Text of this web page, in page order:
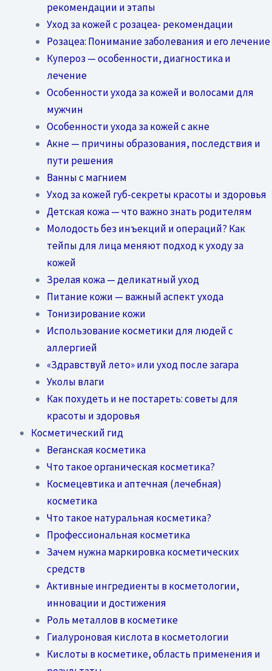
рекомендации и этапы
Уход за кожей с розацеа- рекомендации
Розацеа: Понимание заболевания и его лечение
Купероз — особенности, диагностика и
лечение
Особенности ухода за кожей и волосами для
мужчин
Особенности ухода за кожей с акне
Акне — причины образования, последствия и
пути решения
Ванны с магнием
Уход за кожей губ-секреты красоты и здоровья
Детская кожа — что важно знать родителям
Молодость без инъекций и операций? Как
тейпы для лица меняют подход к уходу за
кожей
Зрелая кожа — деликатный уход
Питание кожи — важный аспект ухода
Тонизирование кожи
Использование косметики для людей с
аллергией
«Здравствуй лето» или уход после загара
Уколы влаги
Как похудеть и не постареть: советы для
красоты и здоровья
Косметический гид
Веганская косметика
Что такое органическая косметика?
Космецевтика и аптечная (лечебная)
косметика
Что такое натуральная косметика?
Профессиональная косметика
Зачем нужна маркировка косметических
средств
Активные ингредиенты в косметологии,
инновации и достижения
Роль металлов в косметике
Гиалуроновая кислота в косметологии
Кислоты в косметике, область применения и